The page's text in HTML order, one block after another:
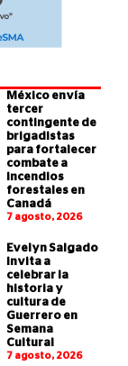
México envía
tercer
contingente de
brigadistas
para fortalecer
combate a
incendios
forestales en
Canadá
7 agosto, 2026
Evelyn Salgado
invita a
celebrar la
historia y
cultura de
Guerrero en
Semana
Cultural
7 agosto, 2026